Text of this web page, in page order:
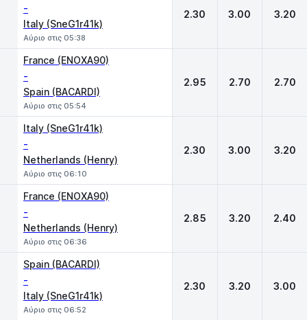
-
Italy (SneG1r41k)
Αύριο στις 05:38
2.30 3.00 3.20
France (ENOXA90)
-
Spain (BACARDI)
Αύριο στις 05:54
2.95 2.70 2.70
Italy (SneG1r41k)
-
Netherlands (Henry)
Αύριο στις 06:10
2.30 3.00 3.20
France (ENOXA90)
-
Netherlands (Henry)
Αύριο στις 06:36
2.85 3.20 2.40
Spain (BACARDI)
-
Italy (SneG1r41k)
Αύριο στις 06:52
2.30 3.20 3.00